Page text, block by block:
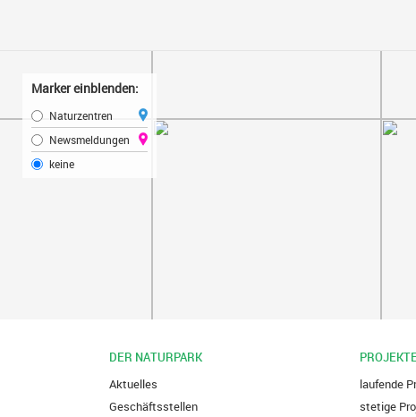
Marker einblenden:
Naturzentren
Newsmeldungen
keine
DER NATURPARK
Aktuelles
Geschäftsstellen
laufende
stetige